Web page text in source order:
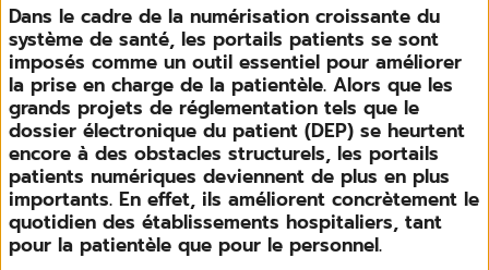
Dans le cadre de la numérisation croissante du
système de santé, les portails patients se sont
imposés comme un outil essentiel pour améliorer
la prise en charge de la patientèle. Alors que les
grands projets de réglementation tels que le
dossier électronique du patient (DEP) se heurtent
encore à des obstacles structurels, les portails
patients numériques deviennent de plus en plus
importants. En effet, ils améliorent concrètement le
quotidien des établissements hospitaliers, tant
pour la patientèle que pour le personnel.